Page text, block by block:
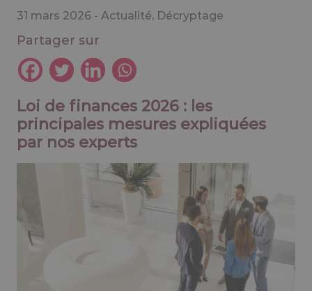
31 mars 2026 - Actualité, Décryptage
Partager sur
Loi de finances 2026 : les
principales mesures expliquées
par nos experts